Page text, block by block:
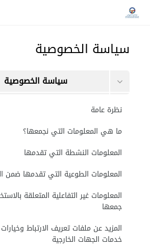
سياسة الخصوصية
سياسة الخصوصية
البيانات التي يحفظها هذا
طلب حذف بياناتك
نظرة عامة
ما هي المعلومات التي نجمعها؟
المعلومات النشطة التي تقدمها
المعلومات الطوعية التي تقدمها ضمن
المعلومات غير التفاعلية المتعلقة
جمعها
المزيد عن ملفات تعريف الارتباط
خدمات الجهات الخارجية